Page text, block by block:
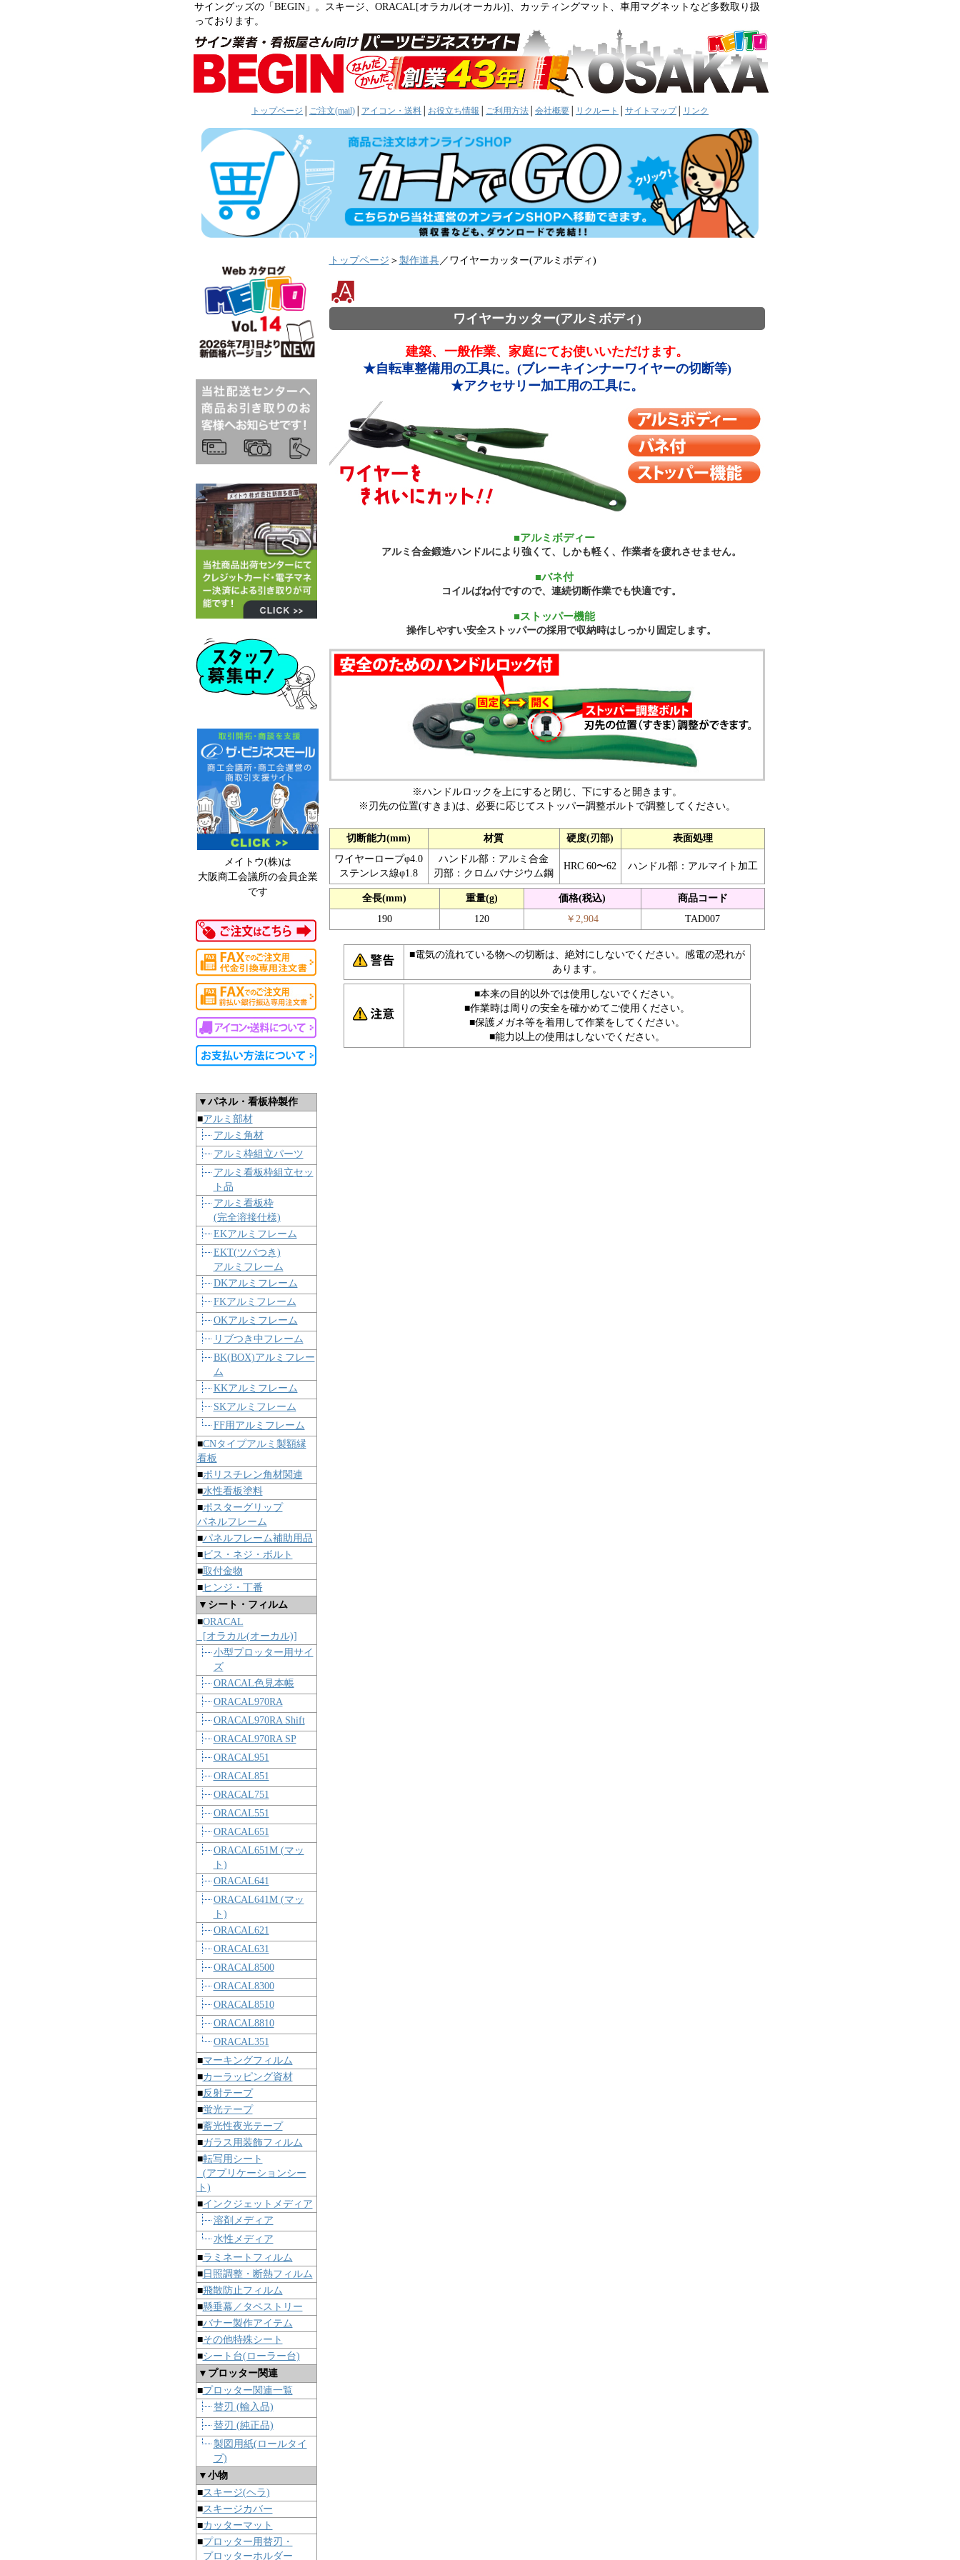
サイングッズの「BEGIN」。スキージ、ORACAL[オラカル(オーカル)]、カッティングマット、車用マグネットなど多数取り扱
っております。
トップページ ご注文(mail) アイコン・送料 お役立ち情報 ご利用方法 会社概要 リクルート サイトマップ│ リンク
メイトウ(株)は
大阪商工会議所の会員企業
です
▼パネル・看板枠製作
■アルミ部材
アルミ角材
アルミ枠組立パーツ
アルミ看板枠組立セッ
ト品
アルミ看板枠
(完全溶接仕様)
EKアルミフレーム
EKT(ツバつき)
アルミフレーム
DKアルミフレーム
FKアルミフレーム
OKアルミフレーム
リブつき中フレーム
BK(BOX)アルミフレー
ム
KKアルミフレーム
SKアルミフレーム
FF用アルミフレーム
■CNタイプアルミ製額縁
看板
■ポリスチレン角材関連
■水性看板塗料
■ポスターグリップ
パネルフレーム
■パネルフレーム補助用品
■ビス・ネジ・ボルト
■取付金物
■ヒンジ・丁番
▼シート・フィルム
■ORACAL
[オラカル(オーカル)]
小型プロッター用サイ
ズ
ORACAL色見本帳
ORACAL970RA
ORACAL970RA Shift
ORACAL970RA SP
ORACAL951
ORACAL851
ORACAL751
ORACAL551
ORACAL651
ORACAL651M (マッ
ト)
ORACAL641
ORACAL641M (マッ
ト)
ORACAL621
ORACAL631
ORACAL8500
ORACAL8300
ORACAL8510
ORACAL8810
ORACAL351
■マーキングフィルム
■カーラッピング資材
■反射テープ
■蛍光テープ
■蓄光性夜光テープ
■ガラス用装飾フィルム
■転写用シート
(アプリケーションシー
ト)
■インクジェットメディア
溶剤メディア
水性メディア
■ラミネートフィルム
■日照調整・断熱フィルム
■飛散防止フィルム
■懸垂幕／タペストリー
■バナー製作アイテム
■その他特殊シート
■シート台(ローラー台)
▼プロッター関連
■プロッター関連一覧
替刃 (輸入品)
替刃 (純正品)
製図用紙(ロールタイ
プ)
▼小物
■スキージ(ヘラ)
■スキージカバー
■カッターマット
■プロッター用替刃・
プロッターホルダー
トップページ ＞ 製作道具／ワイヤーカッター(アルミボディ)
ワイヤーカッター(アルミボディ)
建築、一般作業、家庭にてお使いいただけます。
★自転車整備用の工具に。(ブレーキインナーワイヤーの切断等)
★アクセサリー加工用の工具に。
■アルミボディー
アルミ合金鍛造ハンドルにより強くて、しかも軽く、作業者を疲れさせません。
■バネ付
コイルばね付ですので、連続切断作業でも快適です。
■ストッパー機能
操作しやすい安全ストッパーの採用で収納時はしっかり固定します。
※ハンドルロックを上にすると閉じ、下にすると開きます。
※刃先の位置(すきま)は、必要に応じてストッパー調整ボルトで調整してください。
切断能力(mm) 材質 硬度(刃部)
表面処理
ワイヤーロープφ4.0
ステンレス線φ1.8
ハンドル部：アルミ合金
刃部：クロムバナジウム鋼
HRC 60〜62 ハンドル部：アルマイト加工
全長(mm) 重量(g) 価格(税込)
商品コード
190
120 ￥2,904 TAD007
■電気の流れている物への切断は、絶対にしないでください。感電の恐れが
あります。
■本来の目的以外では使用しないでください。
■作業時は周りの安全を確かめてご使用ください。
■保護メガネ等を着用して作業をしてください。
■能力以上の使用はしないでください。